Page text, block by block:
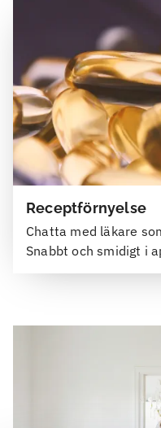
Receptförnyelse
Chatta med läkare
Snabbt och smidigt i